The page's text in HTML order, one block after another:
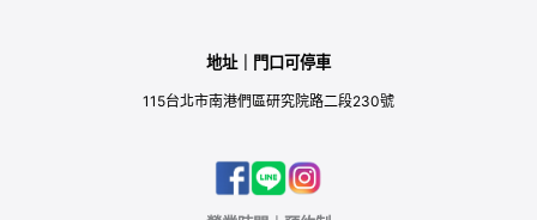
地址｜門口可停車
115台北市南港們區研究院路二段230號